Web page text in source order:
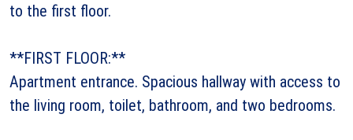
to the first floor.
**FIRST FLOOR:**
Apartment entrance. Spacious hallway with access to
the living room, toilet, bathroom, and two bedrooms.